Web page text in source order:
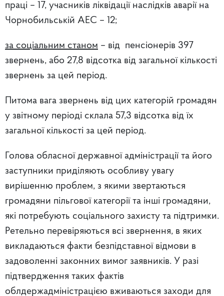
праці – 17, учасників ліквідації наслідків аварії на
Чорнобильській АЕС – 12;
за соціальним станом – від пенсіонерів 397
звернень, або 27,8 відсотка від загальної кількості
звернень за цей період.
Питома вага звернень від цих категорій громадян
у звітному періоді склала 57,3 відсотка від їх
загальної кількості за цей період.
Голова обласної державної адміністрації та його
заступники приділяють особливу увагу
вирішенню проблем, з якими звертаються
громадяни пільгової категорії та інші громадяни,
які потребують соціального захисту та підтримки.
Ретельно перевіряються всі звернення, в яких
викладаються факти безпідставної відмови в
задоволенні законних вимог заявників. У разі
підтвердження таких фактів
облдержадміністрацією вживаються заходи для